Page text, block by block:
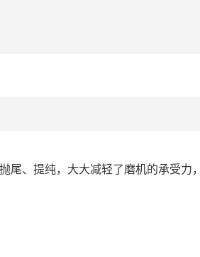
尾、提纯，大大减轻了磨机的承受力